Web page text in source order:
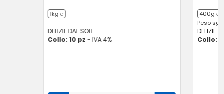
1kg ℮
DELIZIE DAL SOLE
Collo: 10 pz - IVA 4%
400g ℮
Peso
DELIZIE
Collo: